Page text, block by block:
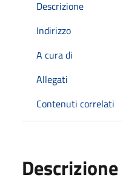
Descrizione
Indirizzo
A cura di
Allegati
Contenuti correlati
Descrizione